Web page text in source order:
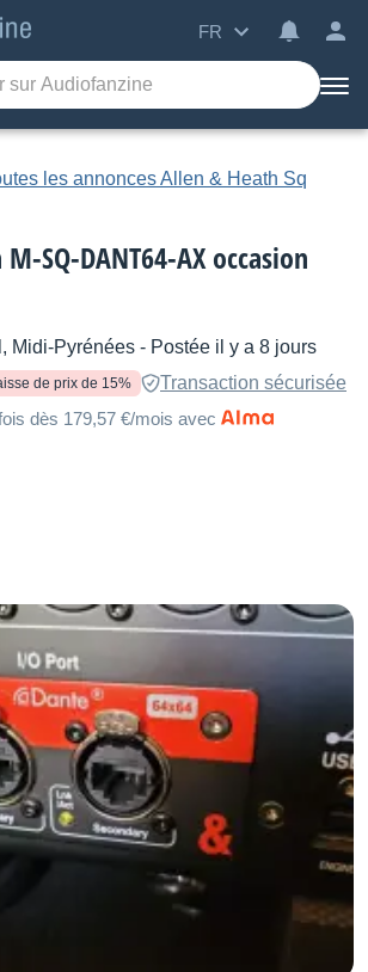
FR
les annonces Allen & Heath Sq
SQ-DANT64-AX occasion
Midi-Pyrénées - Postée il y a 8 jours
de prix de 15%
Transaction sécurisée
dès 179,57 €/mois avec